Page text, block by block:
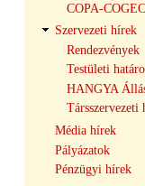
COPA-
Szervezeti hírek
Rendezvények
Testületi
HANGYA
Társszervezeti
Média hírek
Pályázatok
Pénzügyi hírek